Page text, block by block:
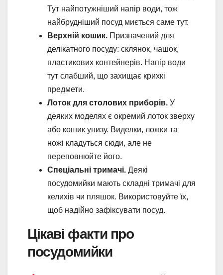
Тут найпотужніший напір води, тож
найбрудніший посуд миється саме тут.
Верхній кошик. Призначений для
делікатного посуду: склянок, чашок,
пластикових контейнерів. Напір води
тут слабший, що захищає крихкі
предмети.
Лоток для столових приборів. У
деяких моделях є окремий лоток зверху
або кошик унизу. Виделки, ложки та
ножі кладуться сюди, але не
переповнюйте його.
Спеціальні тримачі. Деякі
посудомийки мають складні тримачі для
келихів чи пляшок. Використовуйте їх,
щоб надійно зафіксувати посуд.
Цікаві факти про
посудомийки